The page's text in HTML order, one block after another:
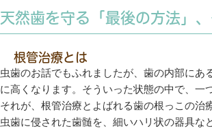
天然歯を守る「最後の方法」
根管治療とは
虫歯のお話でもふれましたが、歯の内部にあ
に高くなります。そういった状態の中で、一
それが、根管治療とよばれる歯の根っこの治
虫歯に侵された歯髄を、細いハリ状の器具な